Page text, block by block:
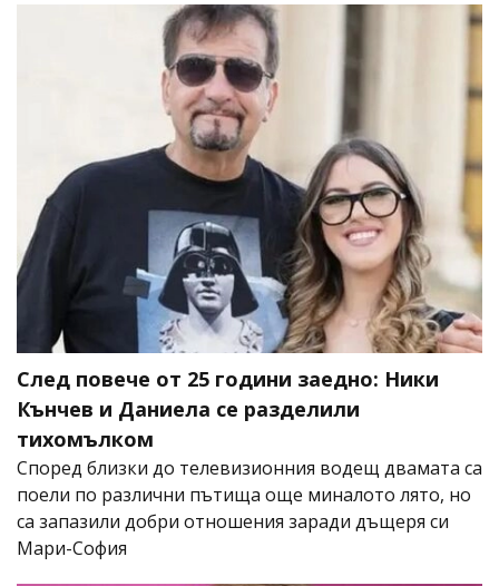
След повече от 25 години заедно: Ники
Кънчев и Даниела се разделили
тихомълком
Според близки до телевизионния водещ двамата са
поели по различни пътища още миналото лято, но
са запазили добри отношения заради дъщеря си
Мари-София